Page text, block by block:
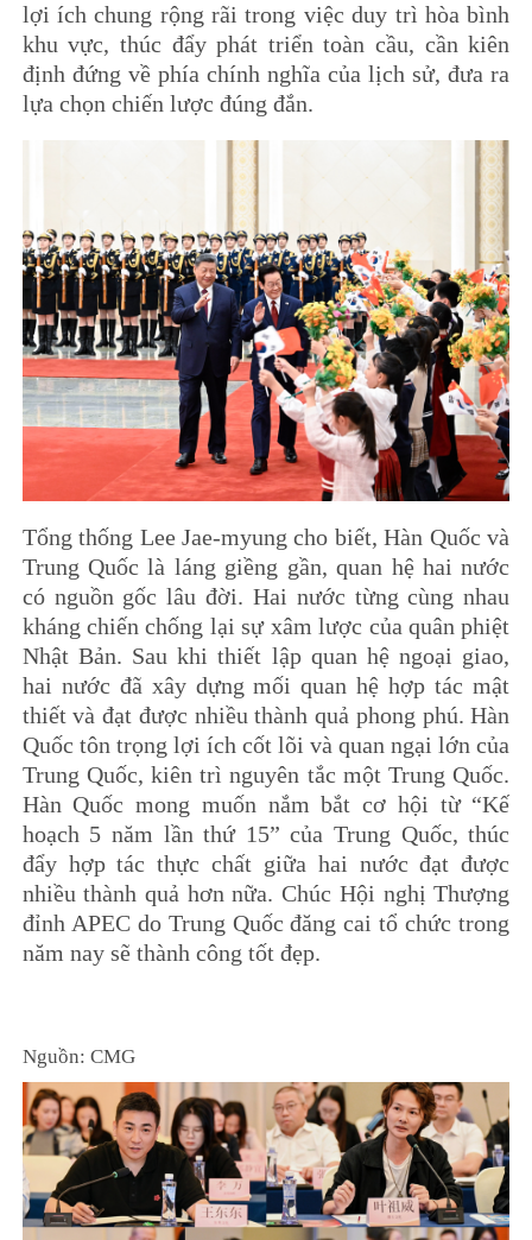
lợi ích chung rộng rãi trong việc duy trì hòa bình
khu vực, thúc đẩy phát triển toàn cầu, cần kiên
định đứng về phía chính nghĩa của lịch sử, đưa ra
lựa chọn chiến lược đúng đắn.
Tổng thống Lee Jae-myung cho biết, Hàn Quốc và
Trung Quốc là láng giềng gần, quan hệ hai nước
có nguồn gốc lâu đời. Hai nước từng cùng nhau
kháng chiến chống lại sự xâm lược của quân phiệt
Nhật Bản. Sau khi thiết lập quan hệ ngoại giao,
hai nước đã xây dựng mối quan hệ hợp tác mật
thiết và đạt được nhiều thành quả phong phú. Hàn
Quốc tôn trọng lợi ích cốt lõi và quan ngại lớn của
Trung Quốc, kiên trì nguyên tắc một Trung Quốc.
Hàn Quốc mong muốn nắm bắt cơ hội từ “Kế
hoạch 5 năm lần thứ 15” của Trung Quốc, thúc
đẩy hợp tác thực chất giữa hai nước đạt được
nhiều thành quả hơn nữa. Chúc Hội nghị Thượng
đỉnh APEC do Trung Quốc đăng cai tổ chức trong
năm nay sẽ thành công tốt đẹp.
Nguồn: CMG